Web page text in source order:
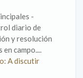
-
diario de
y resolución
campo....
A discutir